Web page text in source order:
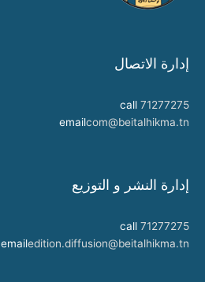
إدارة الاتصال
call 71277275
emailcom@beitalhikma.tn
إدارة النشر و التوزيع
call 71277275
emailedition.diffusion@beitalhikma.tn